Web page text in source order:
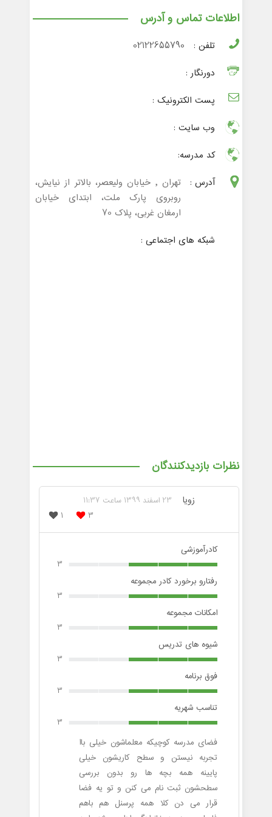
اطلاعات تماس و آدرس
تلفن :
02122655790
دورنگار :
پست الکترونیک :
وب سایت :
کد مدرسه:
آدرس :
تهران , خیابان ولیعصر، بالاتر از نیایش،
روبروی پارک ملت، ابتدای خیابان
ارمغان غربی، پلاک 70
شبکه های اجتماعی :
نظرات بازدیدکنندگان
زویا
23 اسفند 1399 ساعت 11:37
3
1
کادرآموزشی
3
رفتارو برخورد کادر مجموعه
3
امکانات مجموعه
3
شیوه های تدریس
3
فوق برنامه
3
تناسب شهریه
3
فضای مدرسه کوچیکه معلماشون خیلی باا
تجربه نیستن و سطح کاریشون خیلی
پایینه همه بچه ها رو بدون بررسی
سطحشون ثبت نام می کنن و تو یه فضا
قرار می دن کلا همه پرسنل هم باهم